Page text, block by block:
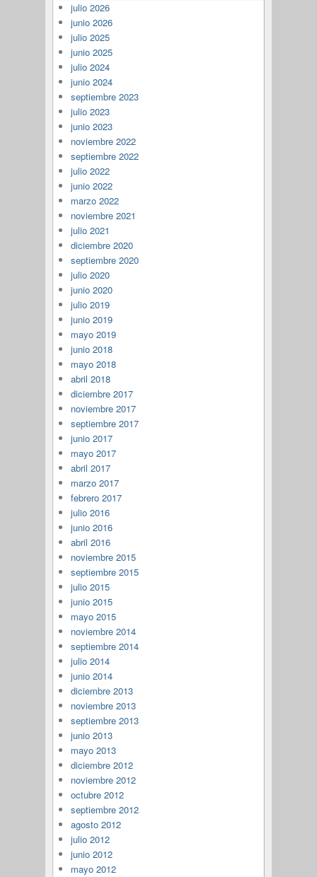
julio 2026
junio 2026
julio 2025
junio 2025
julio 2024
junio 2024
septiembre 2023
julio 2023
junio 2023
noviembre 2022
septiembre 2022
julio 2022
junio 2022
marzo 2022
noviembre 2021
julio 2021
diciembre 2020
septiembre 2020
julio 2020
junio 2020
julio 2019
junio 2019
mayo 2019
junio 2018
mayo 2018
abril 2018
diciembre 2017
noviembre 2017
septiembre 2017
junio 2017
mayo 2017
abril 2017
marzo 2017
febrero 2017
julio 2016
junio 2016
abril 2016
noviembre 2015
septiembre 2015
julio 2015
junio 2015
mayo 2015
noviembre 2014
septiembre 2014
julio 2014
junio 2014
diciembre 2013
noviembre 2013
septiembre 2013
junio 2013
mayo 2013
diciembre 2012
noviembre 2012
octubre 2012
septiembre 2012
agosto 2012
julio 2012
junio 2012
mayo 2012